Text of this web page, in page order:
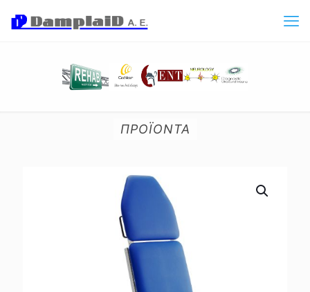
ΠΡΟΪΟΝΤΑ